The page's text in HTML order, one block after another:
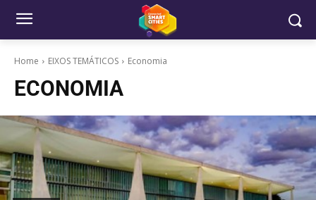
Home EIXOS TEMÁTICOS Economia
ECONOMIA